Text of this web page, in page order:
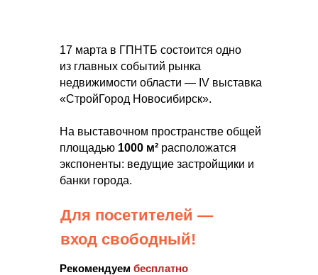
17 марта в ГПНТБ состоится одно
из главных событий рынка
недвижимости области — IV выставка
«СтройГород Новосибирск».
На выставочном пространстве общей
площадью 1000 м² расположатся
экспоненты: ведущие застройщики и
банки города.
Для посетителей —
вход свободный!
Рекомендуем бесплатно